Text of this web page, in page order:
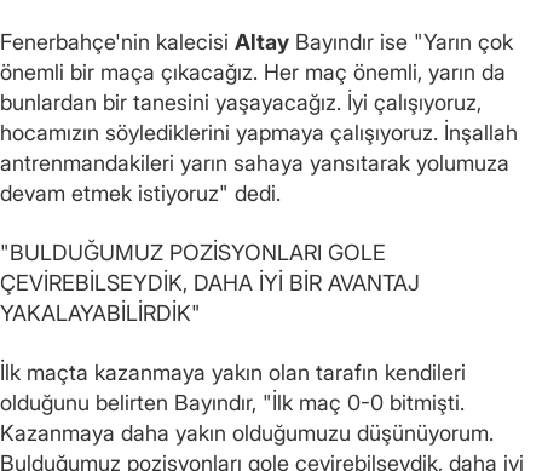
Fenerbahçe'nin kalecisi Altay Bayındır ise "Yarın çok
önemli bir maça çıkacağız. Her maç önemli, yarın da
bunlardan bir tanesini yaşayacağız. İyi çalışıyoruz,
hocamızın söylediklerini yapmaya çalışıyoruz. İnşallah
antrenmandakileri yarın sahaya yansıtarak yolumuza
devam etmek istiyoruz" dedi.
"BULDUĞUMUZ POZİSYONLARI GOLE
ÇEVİREBİLSEYDİK, DAHA İYİ BİR AVANTAJ
YAKALAYABİLİRDİK"
İlk maçta kazanmaya yakın olan tarafın kendileri
olduğunu belirten Bayındır, "İlk maç 0-0 bitmişti.
Kazanmaya daha yakın olduğumuzu düşünüyorum.
Bulduğumuz pozisyonları gole çevirebilseydik, daha iyi